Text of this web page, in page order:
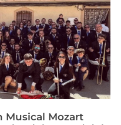
Musical Mozart